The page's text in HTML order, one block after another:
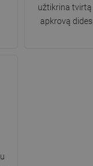
užtikrina
apkrovą